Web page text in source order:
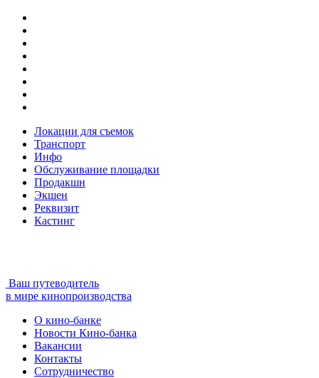
Локации для съемок
Транспорт
Инфо
Обслуживание площадки
Продакшн
Экшен
Реквизит
Кастинг
Ваш путеводитель
в мире кинопроизводства
О кино-банке
Новости Кино-банка
Вакансии
Контакты
Сотрудничество